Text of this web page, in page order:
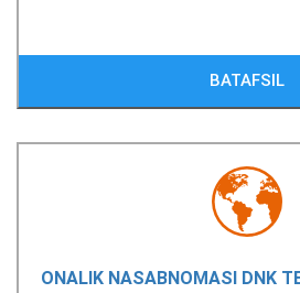
BATAFSIL
ONALIK NASABNOMASI DNK